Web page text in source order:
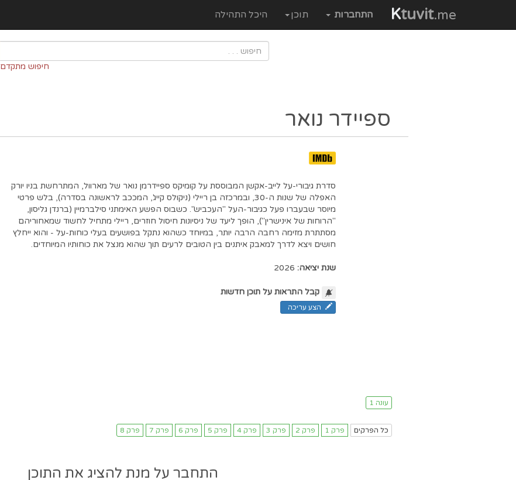
Ktuvit.me התחברות תוכן היכל התהילה
חיפוש מתקדם
ספיידר נואר
סדרת גיבורי-על לייב-אקשן המבוססת על קומיקס ספיידרמן נואר של מארוול, המתרחשת בניו יורק
האפלה של שנות ה-30, ובמרכזה בן ריילי (ניקולס קייג', המככב לראשונה בסדרה), בלש פרטי
מיוסר שבעברו פעל כגיבור-העל "העכביש". כשבוס הפשע האימתני סילברמיין (ברנדן גליסון,
"הרוחות של אינישרין"), הופך ליעד של ניסיונות חיסול חוזרים, ריילי מתחיל לחשוד שמאחוריהם
מסתתרת מזימה רחבה הרבה יותר, במיוחד כשהוא נתקל בפושעים בעלי כוחות-על - והוא ייחלץ
חושים ויצא לדרך למאבק איתנים בין הטובים לרעים תוך שהוא מנצל את כוחותיו המיוחדים.
שנת יציאה: 2026
קבל התראות על תוכן חדשות
הצע עריכה
התחבר על מנת להציג את התוכן